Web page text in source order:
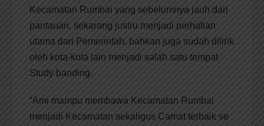
Kecamatan Rumbai yang sebelumnya jauh dari
pantauan, sekarang justru menjadi perhatian
utama dari Pemerintah, bahkan juga sudah dilirik
oleh kota-kota lain menjadi salah satu tempat
Study banding.
“Ami mampu membawa Kecamatan Rumbai
menjadi Kecamatan sekaligus Camat terbaik se